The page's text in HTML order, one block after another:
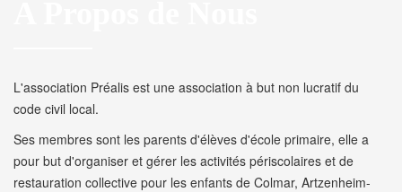
L'association Préalis est une association à but non lucratif du
code civil local.
Ses membres sont les parents d'élèves d'école primaire, elle a
pour but d'organiser et gérer les activités périscolaires et de
restauration collective pour les enfants de Colmar, Artzenheim-